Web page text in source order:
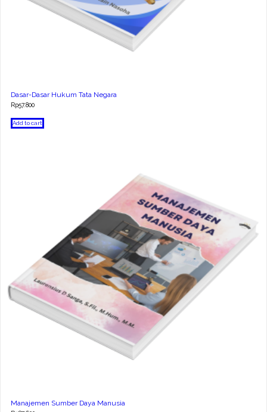
Dasar-Dasar Hukum Tata Negara
Rp57.800
Add to cart
Manajemen Sumber Daya Manusia